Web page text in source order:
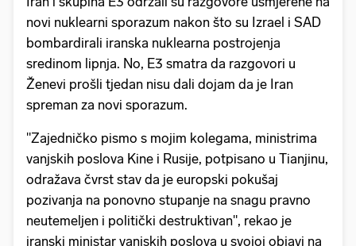
novi nuklearni sporazum nakon što su Izrael i SAD
bombardirali iranska nuklearna postrojenja
sredinom lipnja. No, E3 smatra da razgovori u
Ženevi prošli tjedan nisu dali dojam da je Iran
spreman za novi sporazum.
"Zajedničko pismo s mojim kolegama, ministrima
vanjskih poslova Kine i Rusije, potpisano u Tianjinu,
odražava čvrst stav da je europski pokušaj
pozivanja na ponovno stupanje na snagu pravno
neutemeljen i politički destruktivan", rekao je
iranski ministar vanjskih poslova u svojoj objavi na